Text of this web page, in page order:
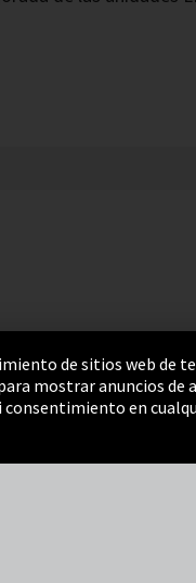
de privacidad
de sitios web de
mostrar anuncios de
consentimiento en